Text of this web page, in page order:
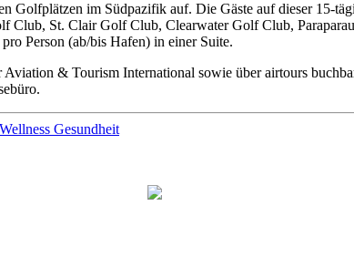
Golfplätzen im Südpazifik auf. Die Gäste auf dieser 15-
Club, St. Clair Golf Club, Clearwater Golf Club,
Person (ab/bis Hafen) in einer Suite.
Aviation & Tourism International sowie über airtours
Gesundheit